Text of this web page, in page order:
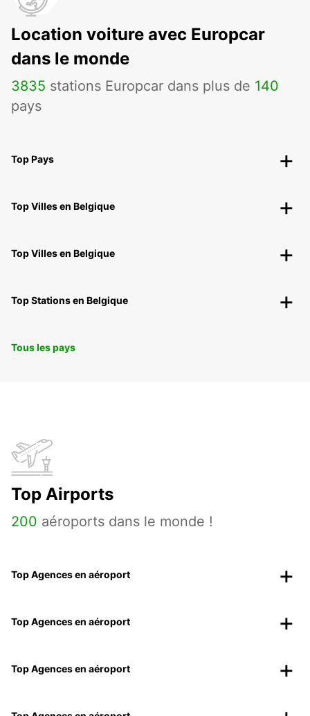
Location voiture avec Europcar
dans le monde
3835 stations Europcar dans plus de 140
pays
Top Pays
Top Villes en Belgique
Top Villes en Belgique
Top Stations en Belgique
Tous les pays
Top Airports
200 aéroports dans le monde !
Top Agences en aéroport
Top Agences en aéroport
Top Agences en aéroport